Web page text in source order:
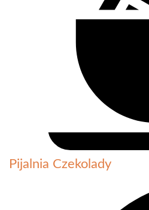
Pijalnia Czekolady